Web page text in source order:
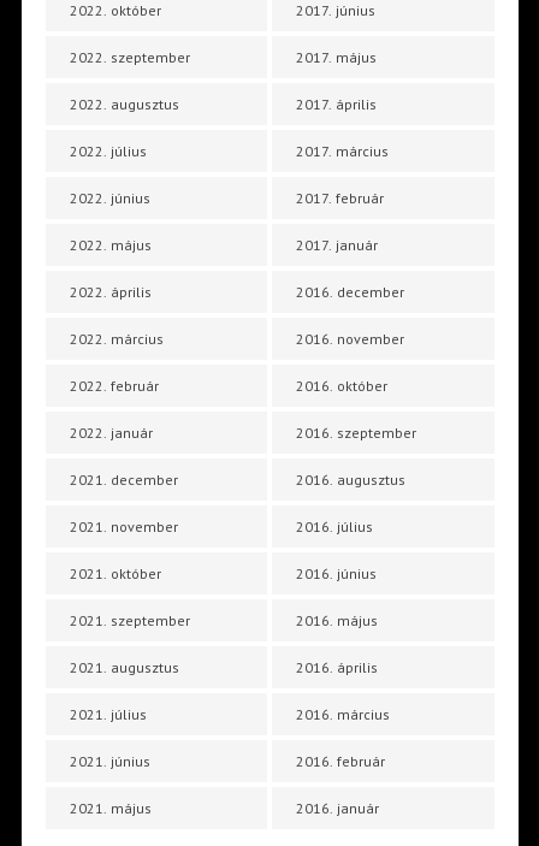
2022. október
2022. szeptember
2022. augusztus
2022. július
2022. június
2022. május
2022. április
2022. március
2022. február
2022. január
2021. december
2021. november
2021. október
2021. szeptember
2021. augusztus
2021. július
2021. június
2021. május
2017. június
2017. május
2017. április
2017. március
2017. február
2017. január
2016. december
2016. november
2016. október
2016. szeptember
2016. augusztus
2016. július
2016. június
2016. május
2016. április
2016. március
2016. február
2016. január